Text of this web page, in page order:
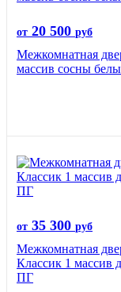
от 20 500 руб
Межкомнатная
массив сосны
от 35 300 руб
Межкомнатная
Классик 1 массив
ПГ